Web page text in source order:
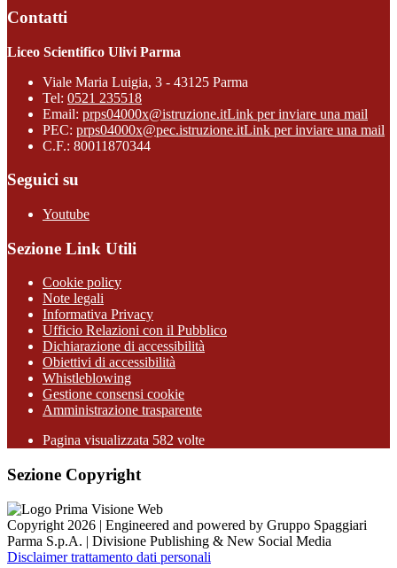
Contatti
Liceo Scientifico Ulivi Parma
Viale Maria Luigia, 3 - 43125 Parma
Tel: 0521 235518
Email: prps04000x@istruzione.itLink per inviare una mail
PEC: prps04000x@pec.istruzione.itLink per inviare una mail
C.F.: 80011870344
Seguici su
Youtube
Sezione Link Utili
Cookie policy
Note legali
Informativa Privacy
Ufficio Relazioni con il Pubblico
Dichiarazione di accessibilità
Obiettivi di accessibilità
Whistleblowing
Gestione consensi cookie
Amministrazione trasparente
Pagina visualizzata 582 volte
Sezione Copyright
Copyright 2026 | Engineered and powered by Gruppo Spaggiari
Parma S.p.A. | Divisione Publishing & New Social Media
Disclaimer trattamento dati personali